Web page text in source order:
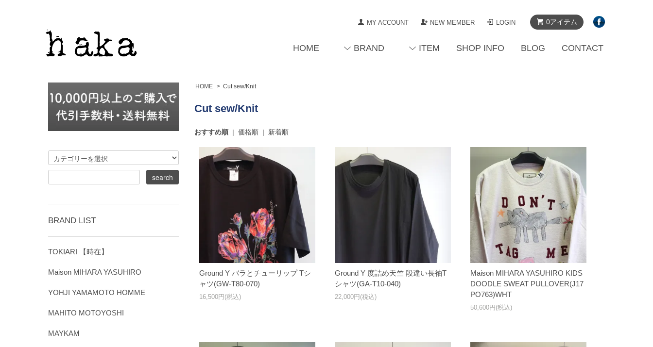
0アイテム
MY ACCOUNT NEW MEMBER LOGIN
HOME BRAND ITEM SHOP INFO BLOG CONTACT
HOME > Cut sew/Knit
Cut sew/Knit
おすすめ順| 価格順| 新着順
Ground Y バラとチューリップ Tシ
ャツ(GW-T80-070)
16,500円(税込)
Ground Y 度詰め天竺 段違い長袖T
シャツ(GA-T10-040)
22,000円(税込)
Maison MIHARA YASUHIRO KIDS
DOODLE SWEAT PULLOVER(J17
PO763)WHT
50,600円(税込)
BRAND LIST
TOKIARI 【時在】
Maison MIHARA YASUHIRO
YOHJI YAMAMOTO HOMME
MAHITO MOTOYOSHI
MAYKAM